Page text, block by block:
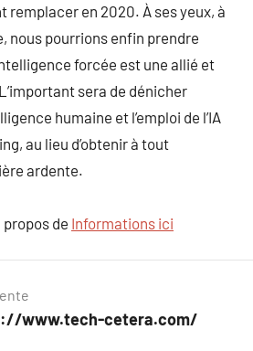
remplacer en 2020. À ses yeux, à
nous pourrions enfin prendre
forcée est une allié et
sera de dénicher
humaine et l’emploi de l’IA
au lieu d’obtenir à tout
ardente.
de Informations ici
www.tech-cetera.com/